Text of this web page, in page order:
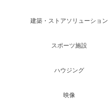
建築・ストアソリューション
スポーツ施設
ハウジング
映像